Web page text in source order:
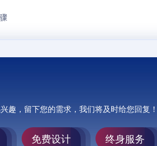
趣，留下您的需求，我们将及时给您回复
免费设计 终身服务